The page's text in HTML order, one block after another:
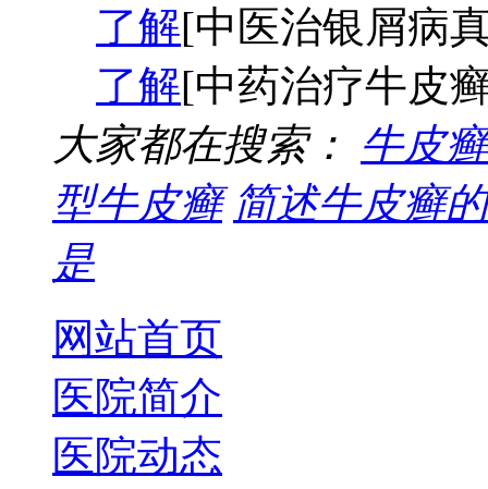
了解[中医治银屑病
了解[中药治疗牛皮
大家都在搜索： 牛皮
型牛皮癣 简述牛皮癣
是
网站首页
医院简介
医院动态